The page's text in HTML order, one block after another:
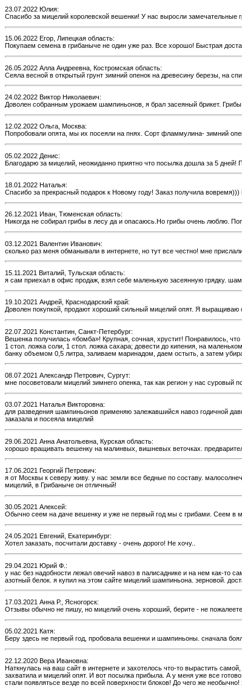
23.07.2022 Юлия:
Спасибо за мицелий королевской вешенки! У нас выросли замечательные
15.06.2022 Егор, Липецкая область:
Покупаем семена в грибаныче не один уже раз. Все хорошо! Быстрая
26.05.2022 Алла Андреевна, Костромская область:
Сеяла весной в открытый грунт зимний опенок на древесину березы, на
24.02.2022 Виктор Николаевич:
Доволен собранным урожаем шампиньонов, я брал засеяный брикет.
12.02.2022 Ольга, Москва:
Попробовали опята, мы их посеяли на пнях. Сорт фламмулина- зимний
05.02.2022 Денис:
Благодарю за мицелий, неожиданно приятно что посылка дошла за 5
18.01.2022 Наталья:
Спасибо за прекрасный подарок к Новому году! Заказ получила
26.12.2021 Иван, Тюменская область:
Никогда не собирал грибы в лесу да и опасаюсь.Но грибы очень люблю.
03.12.2021 Валентин Иванович:
сколько раз меня обманывали в интернете, но тут все честно! мне
15.11.2021 Виталий, Тульская область:
я сам приехал в офис продаж, взял себе маленькую засеянную грядку.
19.10.2021 Андрей, Краснодарский край:
Доволен покупкой, продают хороший сильный мицелий опят. Я выращиваю
22.07.2021 Константин, Санкт-Петербург:
Вешенка получилась «бомба»! Крупная, сочная, хрустит! Понравилось,
1 стол. ложка соли, 1 стол. ложка сахара; довести до кипения, на
банку объемом 0,5 литра, заливаем маринадом, даем остыть, а затем
08.07.2021 Александр Петрович, Сургут:
мне посоветовали мицелий зимнего опенка, так как регион у нас суровый
03.07.2021 Наталья Викторовна:
для разведения шампиньонов применяю залежавшийся навоз годичной
заказала и посеяла мицелий
29.06.2021 Анна Анатольевна, Курская область:
хорошо вращивать вешенку на малинвых, вишневых веточках.
17.06.2021 Георгий Петрович:
я от Москвы к северу живу. у нас земли все бедные по составу.
мицелий, в Грибаныче он отличный!
30.05.2021 Алексей:
Обычно сеем на даче вешенку и уже не первый год мы с грибами. Сеем в
24.05.2021 Евгений, Екатеринбург:
Хотел заказать, посчитали доставку - очень дорого! Не хочу..
29.04.2021 Юрий Ф.:
у нас без надобности лежал овечий навоз в палисаднике и на нем как-то
азотный белок. я купил на этом сайте мицелий шампиньона. зерновой.
17.03.2021 Анна Р., Ясногорск:
Отзывы обычно не пишу, но мицелий очень хороший, берите - не
05.02.2021 Катя:
Беру здесь не первый год, пробовала вешенки и шампиньоны. сначала
22.12.2020 Вера Ивановна:
Наткнулась на ваш сайт в интернете и захотелось что-то вырастить
захватила и мицелий опят. И вот посылка прибыла. А у меня уже все
стали появлятьсе везде по всей поверхности блоков! До чего же